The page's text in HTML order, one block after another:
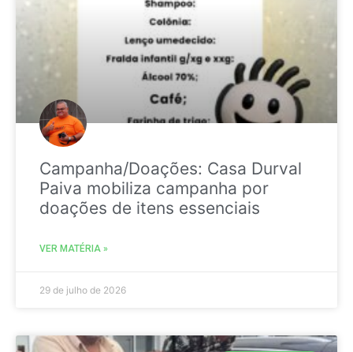
Campanha/Doações: Casa Durval
Paiva mobiliza campanha por
doações de itens essenciais
VER MATÉRIA »
29 de julho de 2026